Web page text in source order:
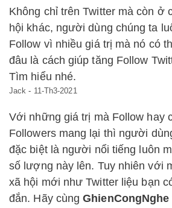
Không chỉ trên Twitter mà còn ở
hội khác, người dùng chúng ta
Follow vì nhiều giá trị mà nó có
đâu là cách giúp tăng Follow
Tìm hiểu nhé.
Jack - 11-Th3-2021
Với những giá trị mà Follow hay
Followers mang lại thì người
đặc biệt là người nổi tiếng luôn
số lượng này lên. Tuy nhiên với
xã hội mới như Twitter liệu bạn
đắn. Hãy cùngGhienCongNghe